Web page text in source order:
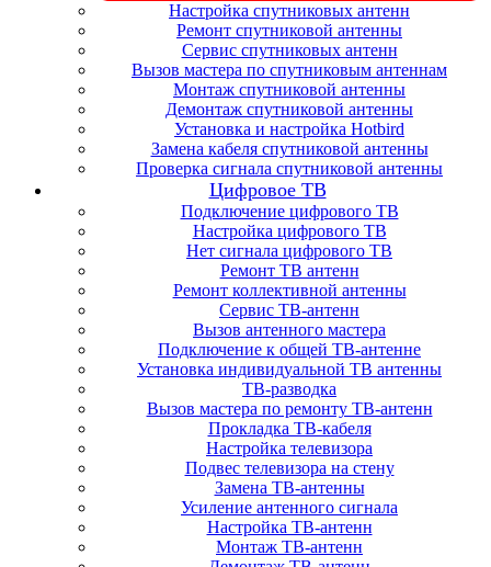
Настройка спутниковых антенн
Ремонт спутниковой антенны
Сервис спутниковых антенн
Вызов мастера по спутниковым антеннам
Монтаж спутниковой антенны
Демонтаж спутниковой антенны
Установка и настройка Hotbird
Замена кабеля спутниковой антенны
Проверка сигнала спутниковой антенны
Цифровое ТВ
Подключение цифрового ТВ
Настройка цифрового ТВ
Нет сигнала цифрового ТВ
Ремонт ТВ антенн
Ремонт коллективной антенны
Сервис ТВ-антенн
Вызов антенного мастера
Подключение к общей ТВ-антенне
Установка индивидуальной ТВ антенны
ТВ-разводка
Вызов мастера по ремонту ТВ-антенн
Прокладка ТВ-кабеля
Настройка телевизора
Подвес телевизора на стену
Замена ТВ-антенны
Усиление антенного сигнала
Настройка ТВ-антенн
Монтаж ТВ-антенн